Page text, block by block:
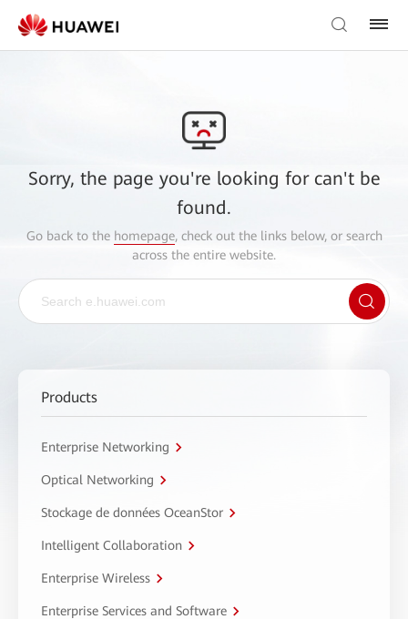
Sorry, the page you're looking for can't be
found.
Go back to the homepage, check out the links below, or search
across the entire website.
Products
Enterprise Networking
Optical Networking
Stockage de données OceanStor
Intelligent Collaboration
Enterprise Wireless
Enterprise Services and Software